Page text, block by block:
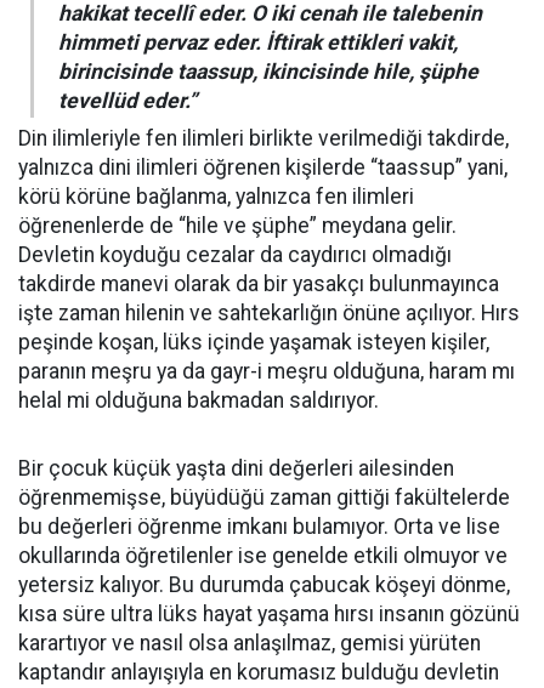
hakikat tecellî eder. O iki cenah ile talebenin
himmeti pervaz eder. İftirak ettikleri vakit,
birincisinde taassup, ikincisinde hile, şüphe
tevellüd eder.”
Din ilimleriyle fen ilimleri birlikte verilmediği takdirde,
yalnızca dini ilimleri öğrenen kişilerde “taassup” yani,
körü körüne bağlanma, yalnızca fen ilimleri
öğrenenlerde de “hile ve şüphe” meydana gelir.
Devletin koyduğu cezalar da caydırıcı olmadığı
takdirde manevi olarak da bir yasakçı bulunmayınca
işte zaman hilenin ve sahtekarlığın önüne açılıyor. Hırs
peşinde koşan, lüks içinde yaşamak isteyen kişiler,
paranın meşru ya da gayr-i meşru olduğuna, haram mı
helal mi olduğuna bakmadan saldırıyor.
Bir çocuk küçük yaşta dini değerleri ailesinden
öğrenmemişse, büyüdüğü zaman gittiği fakültelerde
bu değerleri öğrenme imkanı bulamıyor. Orta ve lise
okullarında öğretilenler ise genelde etkili olmuyor ve
yetersiz kalıyor. Bu durumda çabucak köşeyi dönme,
kısa süre ultra lüks hayat yaşama hırsı insanın gözünü
karartıyor ve nasıl olsa anlaşılmaz, gemisi yürüten
kaptandır anlayışıyla en korumasız bulduğu devletin